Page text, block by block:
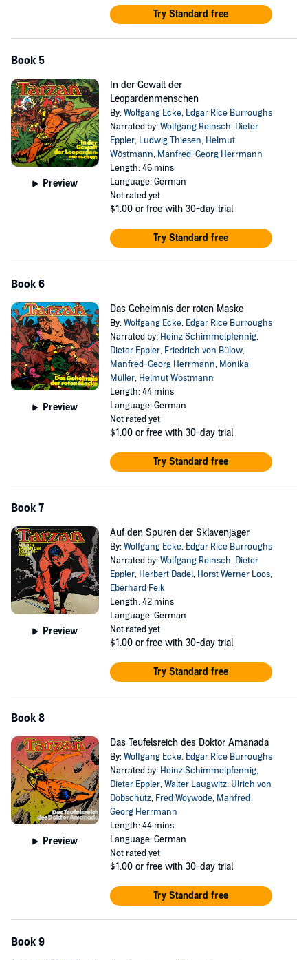
Try Standard free
Book 5
Preview
In der Gewalt der
Leopardenmenschen
By:Wolfgang Ecke, Edgar Rice Burroughs
Narrated by:Wolfgang Reinsch, Dieter
Eppler, Ludwig Thiesen, Helmut
Wöstmann, Manfred-Georg Herrmann
Length: 46 mins
Language: German
Not rated yet
$1.00 or free with 30-day trial
Try Standard free
Book 6
Preview
Das Geheimnis der roten Maske
By:Wolfgang Ecke, Edgar Rice Burroughs
Narrated by: Heinz Schimmelpfennig,
Dieter Eppler, Friedrich von Bülow,
Manfred-Georg Herrmann, Monika
Müller, Helmut Wöstmann
Length: 44 mins
Language: German
Not rated yet
$1.00 or free with 30-day trial
Try Standard free
Book 7
Preview
Auf den Spuren der Sklavenjäger
By:Wolfgang Ecke, Edgar Rice Burroughs
Narrated by:Wolfgang Reinsch, Dieter
Eppler, Herbert Dadel, Horst Werner Loos,
Eberhard Feik
Length: 42 mins
Language: German
Not rated yet
$1.00 or free with 30-day trial
Try Standard free
Book 8
Preview
Das Teufelsreich des Doktor Amanada
By:Wolfgang Ecke, Edgar Rice Burroughs
Narrated by: Heinz Schimmelpfennig,
Dieter Eppler,Walter Laugwitz, Ulrich von
Dobschütz, Fred Woywode, Manfred
Georg Herrmann
Length: 44 mins
Language: German
Not rated yet
$1.00 or free with 30-day trial
Try Standard free
Book 9